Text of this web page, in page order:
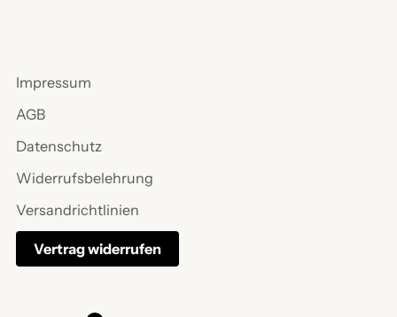
Impressum
AGB
Datenschutz
Widerrufsbelehrung
Versandrichtlinien
Vertrag widerrufen